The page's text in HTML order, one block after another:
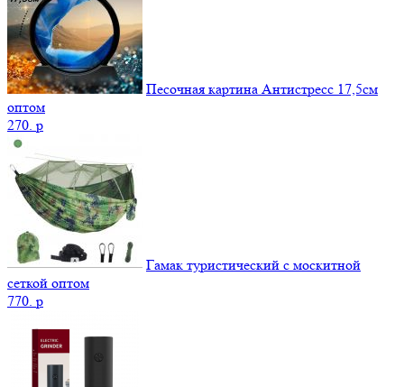
Песочная картина Антистресс 17,5см
оптом
270. p
Гамак туристический с москитной
сеткой оптом
770. p